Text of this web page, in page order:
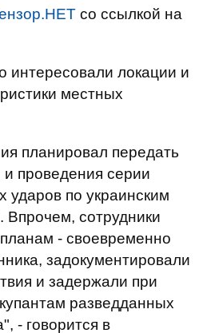
со ссылкой на
интересовали локации и
местных
планировал передать
и проведения серии
ударов по украинским
Впрочем, сотрудники
- своевременно
задокументировали
и задержали при
разведданных
- говорится в